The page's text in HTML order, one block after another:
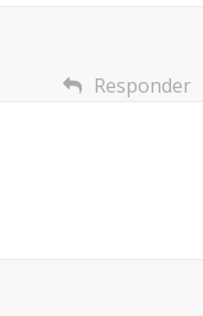
Responder